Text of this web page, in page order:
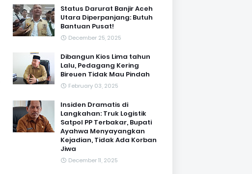
Status Darurat Banjir Aceh
Utara Diperpanjang: Butuh
Bantuan Pusat!
December 25, 2025
Dibangun Kios Lima tahun
Lalu, Pedagang Kering
Bireuen Tidak Mau Pindah
February 03, 2025
Insiden Dramatis di
Langkahan: Truk Logistik
Satpol PP Terbakar, Bupati
Ayahwa Menyayangkan
Kejadian, Tidak Ada Korban
Jiwa
December 11, 2025